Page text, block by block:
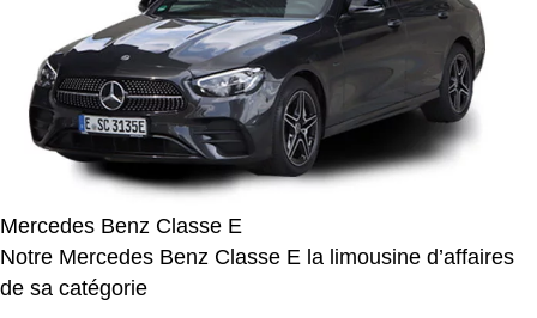
Mercedes Benz Classe E
Notre Mercedes Benz Classe E la limousine d’affaires
de sa catégorie